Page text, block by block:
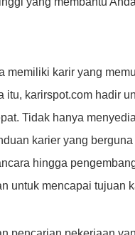
memiliki karir yang
karirspot.com hadir
Tidak hanya
karier yang
hingga
untuk mencapai tujuan